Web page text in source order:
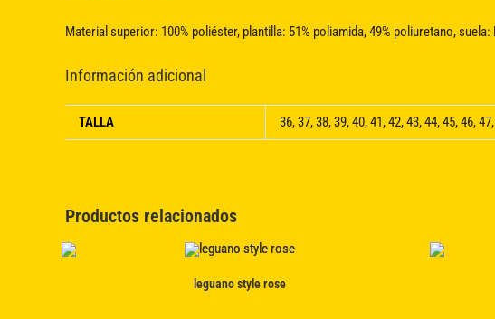
Material superior: 100% poliéster, plantilla: 51% poliamida, 49% poliuretano,
Información adicional
TALLA 36, 37, 38, 39, 40, 41, 42, 43, 44, 45, 46,
Productos relacionados
leguano style rose